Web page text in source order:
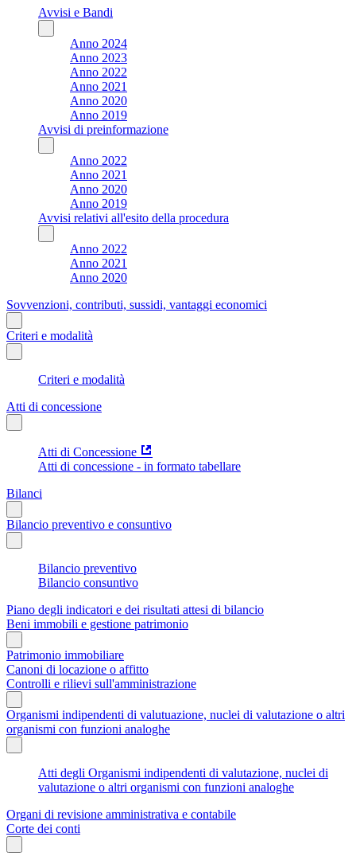
Avvisi e Bandi
Anno 2024
Anno 2023
Anno 2022
Anno 2021
Anno 2020
Anno 2019
Avvisi di preinformazione
Anno 2022
Anno 2021
Anno 2020
Anno 2019
Avvisi relativi all'esito della procedura
Anno 2022
Anno 2021
Anno 2020
Sovvenzioni, contributi, sussidi, vantaggi economici
Criteri e modalità
Criteri e modalità
Atti di concessione
Atti di Concessione
Atti di concessione - in formato tabellare
Bilanci
Bilancio preventivo e consuntivo
Bilancio preventivo
Bilancio consuntivo
Piano degli indicatori e dei risultati attesi di bilancio
Beni immobili e gestione patrimonio
Patrimonio immobiliare
Canoni di locazione o affitto
Controlli e rilievi sull'amministrazione
Organismi indipendenti di valutuazione, nuclei di valutazione o altri
organismi con funzioni analoghe
Atti degli Organismi indipendenti di valutazione, nuclei di
valutazione o altri organismi con funzioni analoghe
Organi di revisione amministrativa e contabile
Corte dei conti